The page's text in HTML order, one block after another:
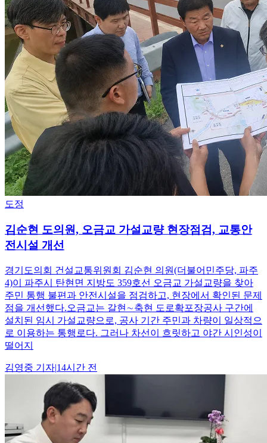
도정
김순현 도의원, 오금교 가설교량 현장점검, 교통안
전시설 개선
경기도의회 건설교통위원회 김순현 의원(더불어민주당, 파주
4)이 파주시 탄현면 지방도 359호선 오금교 가설교량을 찾아
주민 통행 불편과 안전시설을 점검하고, 현장에서 확인된 문제
점을 개선했다.오금교는 갈현∼축현 도로확포장공사 구간에
설치된 임시 가설교량으로, 공사 기간 주민과 차량이 일상적으
로 이용하는 통행로다. 그러나 차선이 흐릿하고 야간 시인성이
떨어지
김영중 기자|14시간 전